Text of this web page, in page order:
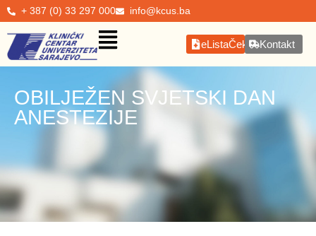
+ 387 (0) 33 297 000 info@kcus.ba
eListaČekanjaKontakt
OBILJEŽEN SVJETSKI DAN
ANESTEZIJE